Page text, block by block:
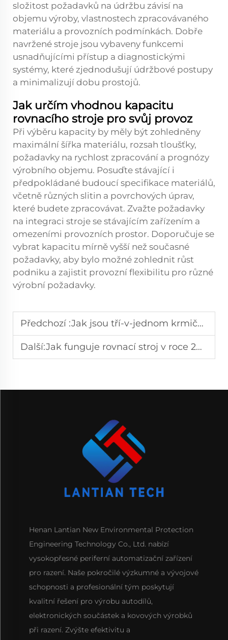
složitost požadavků na údržbu závisí na
objemu výroby, vlastnostech zpracovávaného
materiálu a provozních podmínkách. Dobře
navržené stroje jsou vybaveny funkcemi
usnadňujícími přístup a diagnostickými
systémy, které zjednodušují údržbové postupy
a minimalizují dobu prostojů.
Jak určím vhodnou kapacitu
rovnacího stroje pro svůj provoz
Při výběru kapacity by měly být zohledněny
maximální šířka materiálu, rozsah tloušťky,
požadavky na rychlost zpracování a prognózy
výrobního objemu. Posuďte stávající i
předpokládané budoucí specifikace materiálů,
včetně různých slitin a povrchových úprav,
které budete zpracovávat. Zvažte požadavky
na integraci stroje se stávajícím zařízením a
omezeními provozních prostor. Doporučuje se
vybrat kapacitu mírně vyšší než současné
požadavky, aby bylo možné zohlednit růst
podniku a zajistit provozní flexibilitu pro různé
výrobní požadavky.
Předchozí :Jak jsou tří-v-jednom krmiče přizpůsobeny pro automatizaci výroby ve výrobních závodech?
Další:Jak funguje rovnací stroj v roce 2026?
Henan Lantian New Environmental Protection
Engineering Technology Co., Ltd. nabízí
vysokopřesné periferní automatizační zařízení
pro razení. Naše pokročilé výzkumné a vývojové
schopnosti a profesionální tým poskytují
kvalitní řešení pro výrobu autodílů,
elektronických součástek a kovových výrobků
při razení. Zvýšte efektivitu a